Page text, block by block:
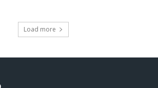
Load more